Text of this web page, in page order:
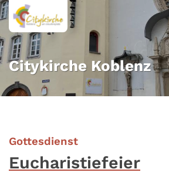
Zum Inhalt springen
Citykirche Koblenz
Gottesdienst:
Eucharistiefeier